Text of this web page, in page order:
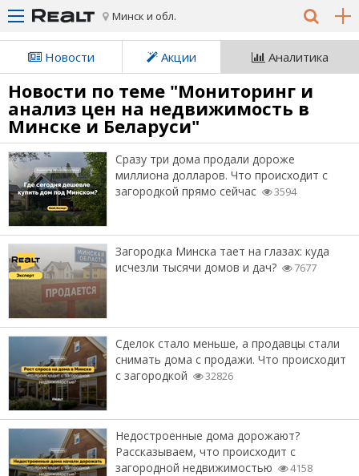
Минск и обл.
Новости Акции Аналитика
Новости по теме "Мониторинг и
анализ цен на недвижимость в
Минске и Беларуси"
Сразу три дома продали дороже
миллиона долларов. Что происходит с
загородкой прямо сейчас
3594
Загородка Минска тает на глазах: куда
исчезли тысячи домов и дач?
7677
Сделок стало меньше, а продавцы стали
снимать дома с продажи. Что происходит
с загородкой
32826
Недостроенные дома дорожают?
Рассказываем, что происходит с
загородной недвижимостью
4158